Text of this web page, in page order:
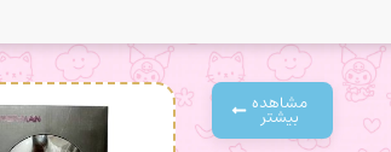
مشاهده
بیشتر